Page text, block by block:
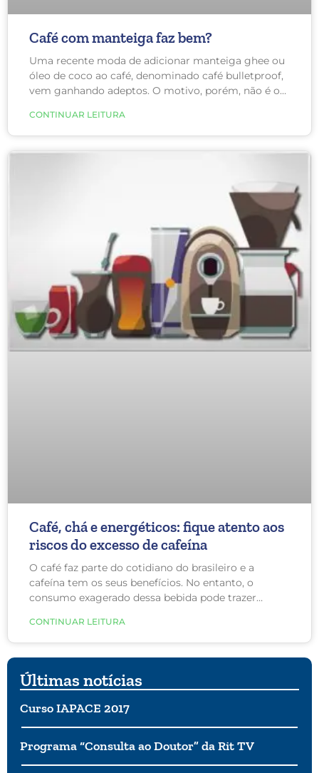
Café com manteiga faz bem?
Uma recente moda de adicionar manteiga ghee ou
óleo de coco ao café, denominado café bulletproof,
vem ganhando adeptos. O motivo, porém, não é o
aumentar a energia, memória e ajudar na perda de
peso. Mas, será que esta mistura proporciona
realmente esses benefícios?
CONTINUAR LEITURA
Café, chá e energéticos: fique atento aos
riscos do excesso de cafeína
O café faz parte do cotidiano do brasileiro e a
cafeína tem os seus benefícios. No entanto, o
consumo exagerado dessa bebida pode trazer
CONTINUAR LEITURA
Últimas notícias
Curso IAPACE 2017
Programa “Consulta ao Doutor” da Rit TV